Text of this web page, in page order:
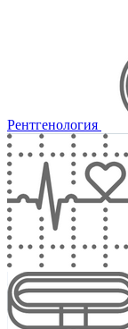
Рентгенология